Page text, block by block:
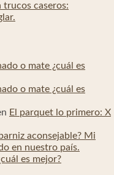
caseros:
o mate ¿cuál es
o mate ¿cuál es
El parquet lo primero: X
aconsejable? Mi
en nuestro país.
es mejor?